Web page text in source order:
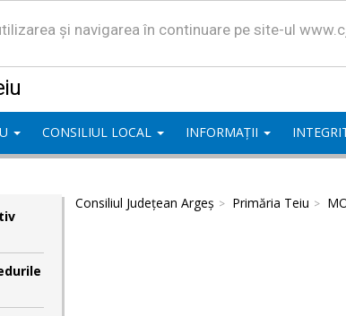
și navigarea în continuare pe site-ul
CONSILIUL LOCAL INFORMAȚII
Consiliul Județean Argeș Primăria Teiu